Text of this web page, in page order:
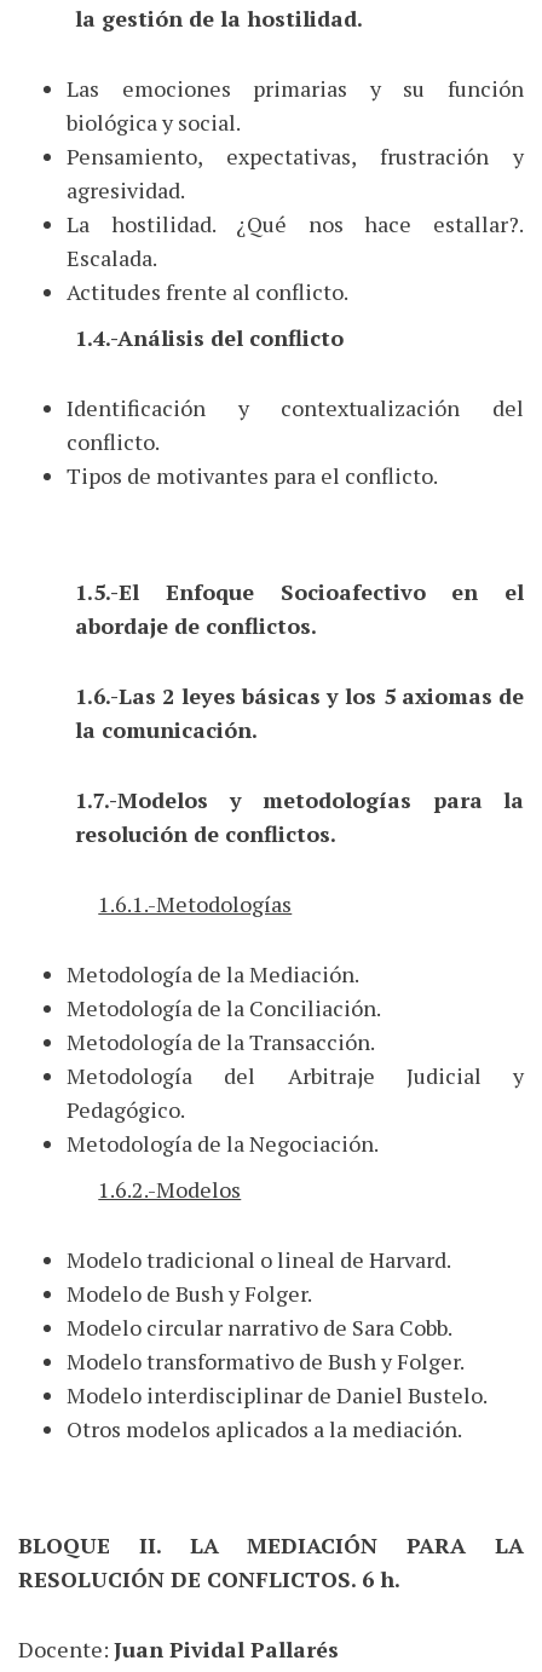
la gestión de la hostilidad.
Las emociones primarias y su función
biológica y social.
Pensamiento, expectativas, frustración y
agresividad.
La hostilidad. ¿Qué nos hace estallar?.
Escalada.
Actitudes frente al conflicto.
1.4.-Análisis del conflicto
Identificación y contextualización del
conflicto.
Tipos de motivantes para el conflicto.
1.5.-El Enfoque Socioafectivo en el
abordaje de conflictos.
1.6.-Las 2 leyes básicas y los 5 axiomas de
la comunicación.
1.7.-Modelos y metodologías para la
resolución de conflictos.
1.6.1.-Metodologías
Metodología de la Mediación.
Metodología de la Conciliación.
Metodología de la Transacción.
Metodología del Arbitraje Judicial y
Pedagógico.
Metodología de la Negociación.
1.6.2.-Modelos
Modelo tradicional o lineal de Harvard.
Modelo de Bush y Folger.
Modelo circular narrativo de Sara Cobb.
Modelo transformativo de Bush y Folger.
Modelo interdisciplinar de Daniel Bustelo.
Otros modelos aplicados a la mediación.
BLOQUE II. LA MEDIACIÓN PARA LA
RESOLUCIÓN DE CONFLICTOS. 6 h.
Docente: Juan Pividal Pallarés